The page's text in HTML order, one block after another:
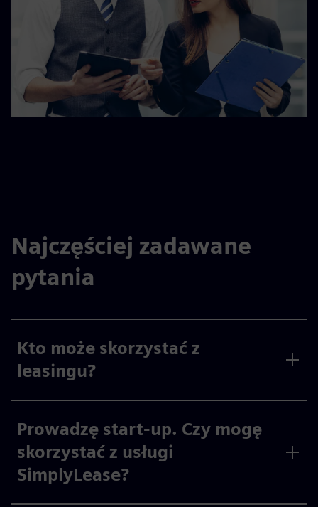
Najczęściej zadawane
pytania
Kto może skorzystać z
leasingu?
Prowadzę start-up. Czy mogę
skorzystać z usługi
SimplyLease?